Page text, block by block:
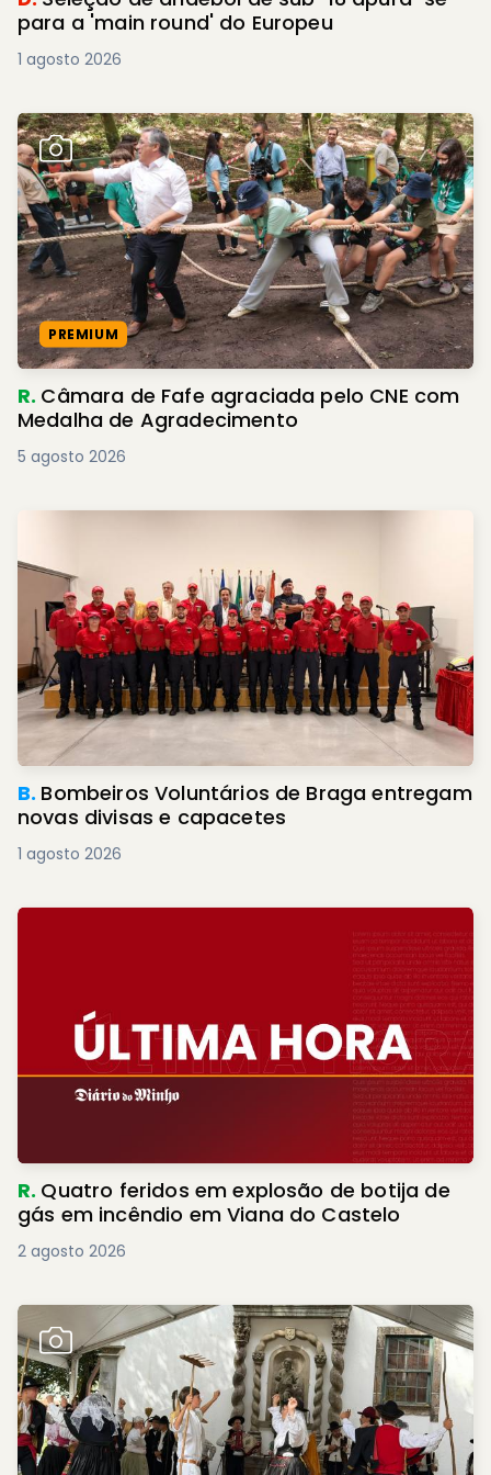
para a 'main round' do Europeu
1 agosto 2026
PREMIUM
R. Câmara de Fafe agraciada pelo CNE com
Medalha de Agradecimento
5 agosto 2026
B. Bombeiros Voluntários de Braga entregam
novas divisas e capacetes
1 agosto 2026
R. Quatro feridos em explosão de botija de
gás em incêndio em Viana do Castelo
2 agosto 2026